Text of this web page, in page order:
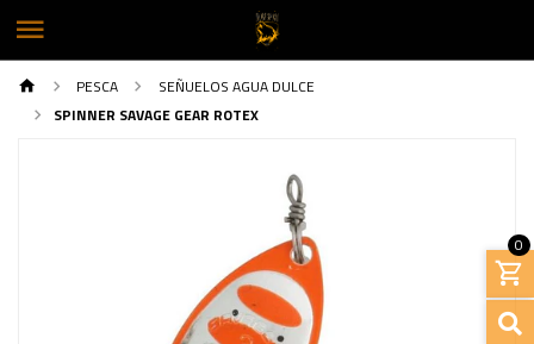
0
PESCA
SEÑUELOS AGUA DULCE
SPINNER SAVAGE GEAR ROTEX